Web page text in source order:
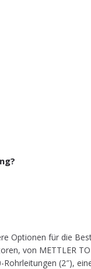
Optio­nen für die
von METTLER
(2″),